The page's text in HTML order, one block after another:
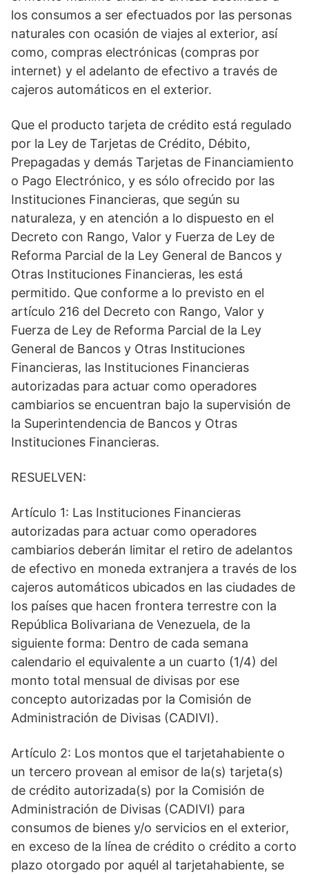
los consumos a ser efectuados por las personas
naturales con ocasión de viajes al exterior, así
como, compras electrónicas (compras por
internet) y el adelanto de efectivo a través de
cajeros automáticos en el exterior.
Que el producto tarjeta de crédito está regulado
por la Ley de Tarjetas de Crédito, Débito,
Prepagadas y demás Tarjetas de Financiamiento
o Pago Electrónico, y es sólo ofrecido por las
Instituciones Financieras, que según su
naturaleza, y en atención a lo dispuesto en el
Decreto con Rango, Valor y Fuerza de Ley de
Reforma Parcial de la Ley General de Bancos y
Otras Instituciones Financieras, les está
permitido. Que conforme a lo previsto en el
artículo 216 del Decreto con Rango, Valor y
Fuerza de Ley de Reforma Parcial de la Ley
General de Bancos y Otras Instituciones
Financieras, las Instituciones Financieras
autorizadas para actuar como operadores
cambiarios se encuentran bajo la supervisión de
la Superintendencia de Bancos y Otras
Instituciones Financieras.
RESUELVEN:
Artículo 1: Las Instituciones Financieras
autorizadas para actuar como operadores
cambiarios deberán limitar el retiro de adelantos
de efectivo en moneda extranjera a través de los
cajeros automáticos ubicados en las ciudades de
los países que hacen frontera terrestre con la
República Bolivariana de Venezuela, de la
siguiente forma: Dentro de cada semana
calendario el equivalente a un cuarto (1/4) del
monto total mensual de divisas por ese
concepto autorizadas por la Comisión de
Administración de Divisas (CADIVI).
Artículo 2: Los montos que el tarjetahabiente o
un tercero provean al emisor de la(s) tarjeta(s)
de crédito autorizada(s) por la Comisión de
Administración de Divisas (CADIVI) para
consumos de bienes y/o servicios en el exterior,
en exceso de la línea de crédito o crédito a corto
plazo otorgado por aquél al tarjetahabiente, se